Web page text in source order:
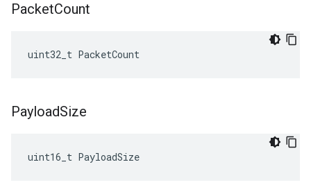
PacketCount
uint32_t PacketCount
PayloadSize
uint16_t PayloadSize